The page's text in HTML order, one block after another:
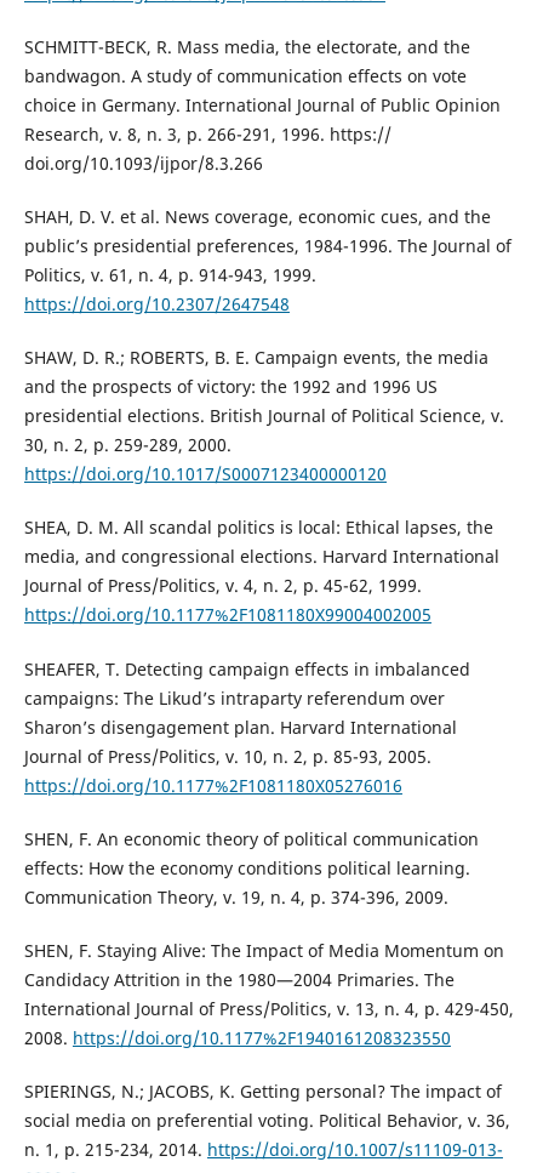
SCHMITT-BECK, R. Mass media, the electorate, and the
bandwagon. A study of communication effects on vote
choice in Germany. International Journal of Public Opinion
Research, v. 8, n. 3, p. 266-291, 1996. https://
doi.org/10.1093/ijpor/8.3.266
SHAH, D. V. et al. News coverage, economic cues, and the
public’s presidential preferences, 1984-1996. The Journal of
Politics, v. 61, n. 4, p. 914-943, 1999.
https://doi.org/10.2307/2647548
SHAW, D. R.; ROBERTS, B. E. Campaign events, the media
and the prospects of victory: the 1992 and 1996 US
presidential elections. British Journal of Political Science, v.
30, n. 2, p. 259-289, 2000.
https://doi.org/10.1017/S0007123400000120
SHEA, D. M. All scandal politics is local: Ethical lapses, the
media, and congressional elections. Harvard International
Journal of Press/Politics, v. 4, n. 2, p. 45-62, 1999.
https://doi.org/10.1177%2F1081180X99004002005
SHEAFER, T. Detecting campaign effects in imbalanced
campaigns: The Likud’s intraparty referendum over
Sharon’s disengagement plan. Harvard International
Journal of Press/Politics, v. 10, n. 2, p. 85-93, 2005.
https://doi.org/10.1177%2F1081180X05276016
SHEN, F. An economic theory of political communication
effects: How the economy conditions political learning.
Communication Theory, v. 19, n. 4, p. 374-396, 2009.
SHEN, F. Staying Alive: The Impact of Media Momentum on
Candidacy Attrition in the 1980—2004 Primaries. The
International Journal of Press/Politics, v. 13, n. 4, p. 429-450,
2008. https://doi.org/10.1177%2F1940161208323550
SPIERINGS, N.; JACOBS, K. Getting personal? The impact of
social media on preferential voting. Political Behavior, v. 36,
n. 1, p. 215-234, 2014. https://doi.org/10.1007/s11109-013-